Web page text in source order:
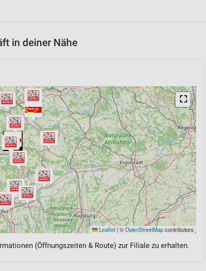
in deiner Nähe
⛶
Leaflet | ©OpenStreetMapcontributors
(Öffnungszeiten & Route) zur Filiale zu erhalten.